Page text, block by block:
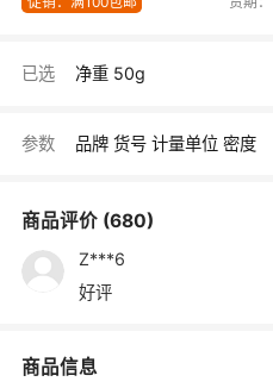
已选 净重 50g
参数 品牌 货号 计量单位 密度
商品评价 (680)
Z***6
好评
商品信息